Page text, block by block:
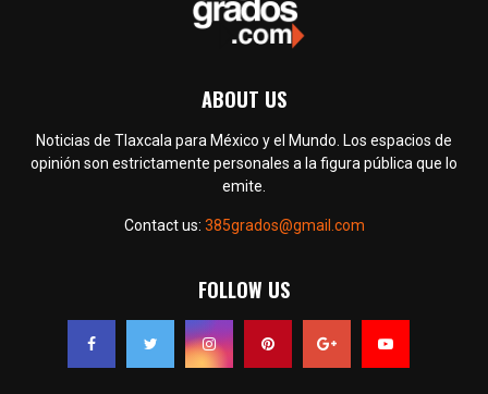
ABOUT US
Noticias de Tlaxcala para México y el Mundo. Los espacios de
opinión son estrictamente personales a la figura pública que lo
emite.
Contact us: 385grados@gmail.com
FOLLOW US